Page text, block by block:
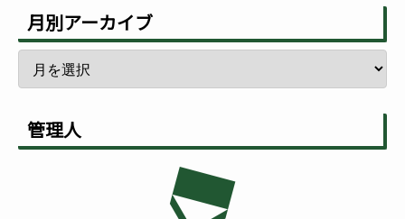
月別アーカイブ
管理人